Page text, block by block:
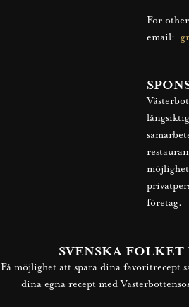
For other
email:
företag.
SVENSKA FOLKET
Få möjlighet att spara dina favoritrecept
dina egna recept med